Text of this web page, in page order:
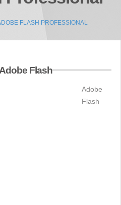
FLASH PROFESSIONAL
Flash
Adobe
Flash